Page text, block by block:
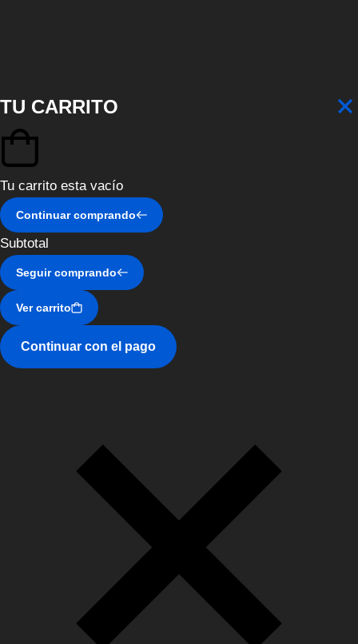
TU CARRITO
Tu carrito esta vacío
Continuar comprando
Subtotal
Seguir comprando
Ver carrito
Continuar con el pago